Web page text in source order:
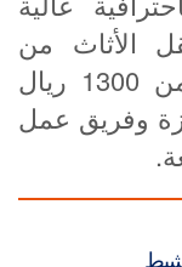
الأثاث من
الطائف الى المدينة المنورة من 1300 ريال
وفريق عمل